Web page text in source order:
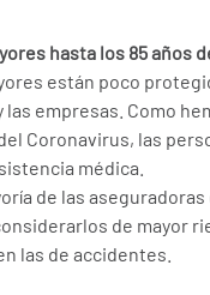
hasta los 85 años
están poco
empresas. Como
Coronavirus, las
médica.
de las aseguradoras
de mayor
las de accidentes.